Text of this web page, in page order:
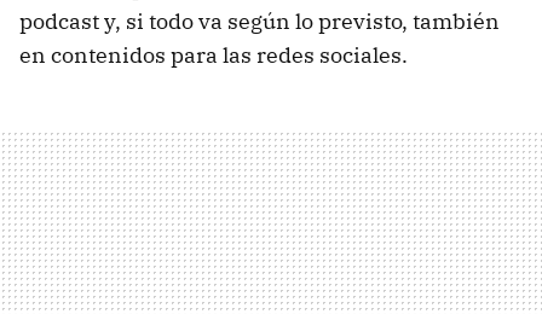
podcast y, si todo va según lo previsto, también
en contenidos para las redes sociales.